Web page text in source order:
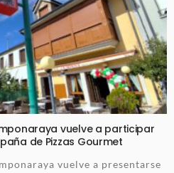
vuelve a participar
de Pizzas Gourmet
vuelve a presentarse